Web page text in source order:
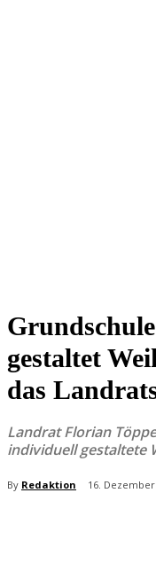
gestaltet
das
Landrat Florian
individuell gestaltete
By Redaktion 16. Dezember